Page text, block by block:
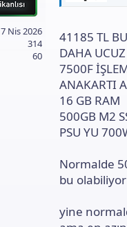
7 Nis 2026
314
60
41185 TL
DAHA
7500F
ANAKARTI
16 GB RAM
500GB M2
PSU YU
Normalde
bu olabiliyor
yine